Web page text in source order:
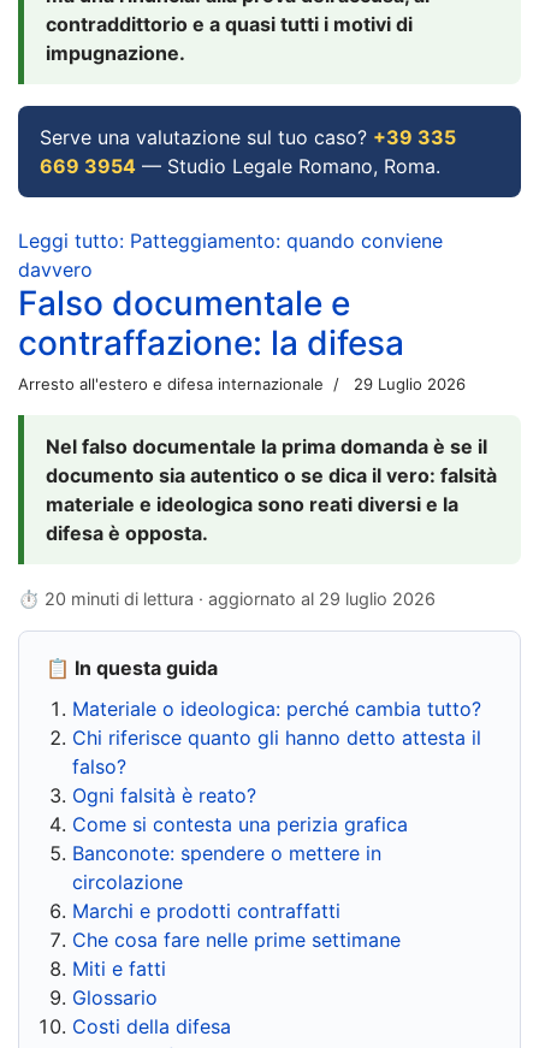
contraddittorio e a quasi tutti i motivi di
impugnazione.
Serve una valutazione sul tuo caso? +39 335
669 3954 — Studio Legale Romano, Roma.
Leggi tutto: Patteggiamento: quando conviene
davvero
Falso documentale e
contraffazione: la difesa
Arresto all'estero e difesa internazionale 29 Luglio 2026
Nel falso documentale la prima domanda è se il
documento sia autentico o se dica il vero: falsità
materiale e ideologica sono reati diversi e la
difesa è opposta.
⏱ 20 minuti di lettura · aggiornato al 29 luglio 2026
📋 In questa guida
Materiale o ideologica: perché cambia tutto?
Chi riferisce quanto gli hanno detto attesta il
falso?
Ogni falsità è reato?
Come si contesta una perizia grafica
Banconote: spendere o mettere in
circolazione
Marchi e prodotti contraffatti
Che cosa fare nelle prime settimane
Miti e fatti
Glossario
Costi della difesa